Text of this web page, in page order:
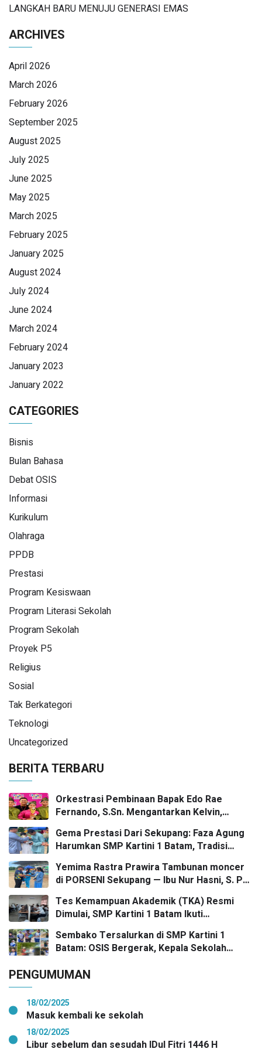
LANGKAH BARU MENUJU GENERASI EMAS
ARCHIVES
April 2026
March 2026
February 2026
September 2025
August 2025
July 2025
June 2025
May 2025
March 2025
February 2025
January 2025
August 2024
July 2024
June 2024
March 2024
February 2024
January 2023
January 2022
CATEGORIES
Bisnis
Bulan Bahasa
Debat OSIS
Informasi
Kurikulum
Olahraga
PPDB
Prestasi
Program Kesiswaan
Program Literasi Sekolah
Program Sekolah
Proyek P5
Religius
Sosial
Tak Berkategori
Teknologi
Uncategorized
BERITA TERBARU
Orkestrasi Pembinaan Bapak Edo Rae
Fernando, S.Sn. Mengantarkan Kelvin,
Kartini 1 Batam—Kembali Menorehkan Juara
II FLS3N dalam Panggung Kompetisi
Bergengsi
Gema Prestasi Dari Sekupang: Faza Agung
Harumkan SMP Kartini 1 Batam, Tradisi
Yemima Rastra Prawira Tambunan moncer
di PORSENI Sekupang — Ibu Nur Hasni, S. Pd
dan Mr. Irwan Herika, M. Pd apresiasi
prestasi emas yang menggema
Tes Kemampuan Akademik (TKA) Resmi
Dimulai, SMP Kartini 1 Batam Ikuti
Sembako Tersalurkan di SMP Kartini 1
Batam: OSIS Bergerak, Kepala Sekolah
PENGUMUMAN
18/02/2025
Masuk kembali ke sekolah
18/02/2025
Libur sebelum dan sesudah IDul Fitri 1446 H